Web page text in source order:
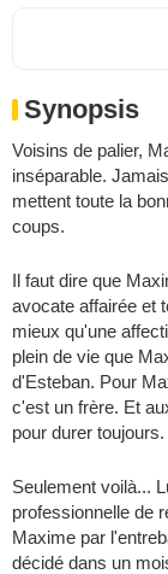
Synopsis
Voisins de palier,
inséparable.
mettent toute la
coups.
Il faut dire que
avocate affairée et
mieux qu'une
plein de vie que
d'Esteban. Pour
c'est un frère. Et
pour durer toujours.
Seulement voilà...
professionnelle de
Maxime par
décidé dans un